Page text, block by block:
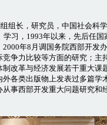
长，研究员，中国社会科
习，1993年以来，先后任
年8月调国务院西部开发
力比较等方面的研究；主
改革与经济发展若干重大课
各类出版物上发表过多篇学
事西部开发重大问题研究和